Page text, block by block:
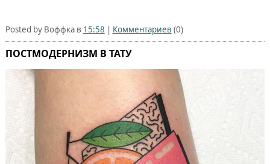
Posted by Воффка в 15:58 | Комментариев (0)
ПОСТМОДЕРНИЗМ В ТАТУ